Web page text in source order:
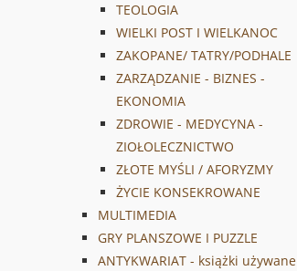
TEOLOGIA
WIELKI POST I WIELKANOC
ZAKOPANE/ TATRY/PODHALE
ZARZĄDZANIE - BIZNES -
EKONOMIA
ZDROWIE - MEDYCYNA -
ZIOŁOLECZNICTWO
ZŁOTE MYŚLI / AFORYZMY
ŻYCIE KONSEKROWANE
MULTIMEDIA
GRY PLANSZOWE I PUZZLE
ANTYKWARIAT - książki używane